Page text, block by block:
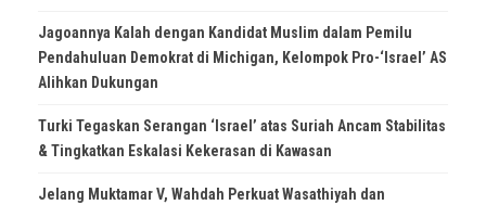
Jagoannya Kalah dengan Kandidat Muslim dalam Pemilu
Pendahuluan Demokrat di Michigan, Kelompok Pro-‘Israel’ AS
Alihkan Dukungan
Turki Tegaskan Serangan ‘Israel’ atas Suriah Ancam Stabilitas
& Tingkatkan Eskalasi Kekerasan di Kawasan
Jelang Muktamar V, Wahdah Perkuat Wasathiyah dan